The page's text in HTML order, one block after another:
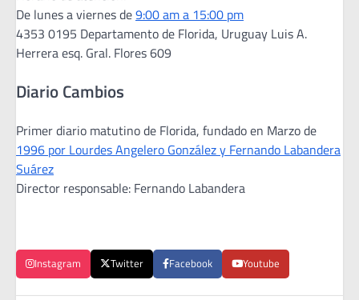
De lunes a viernes de9:00 am a 15:00 pm
4353 0195 Departamento de Florida, Uruguay Luis A.
Herrera esq. Gral. Flores 609
Diario Cambios
Primer diario matutino de Florida, fundado en Marzo de
1996 por Lourdes Angelero González y Fernando Labandera
Suárez
Director responsable: Fernando Labandera
Instagram Twitter Facebook Youtube